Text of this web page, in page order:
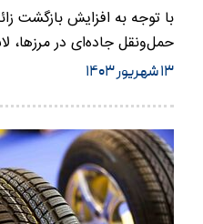
با توجه به افزایش بازگشت
حمل‌ونقل جاده‌ای در
ناوگان تخصیص …
۱۳ شهریور ۱۴۰۳